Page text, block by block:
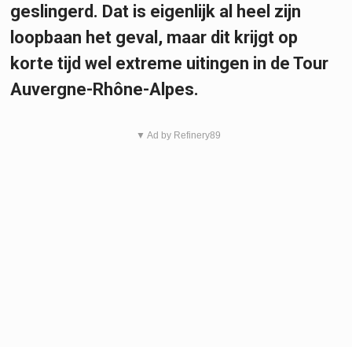
geslingerd. Dat is eigenlijk al heel zijn
loopbaan het geval, maar dit krijgt op
korte tijd wel extreme uitingen in de Tour
Auvergne-Rhône-Alpes.
▼ Ad by Refinery89